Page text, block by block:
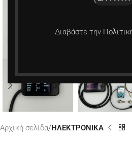
Διαβάστε την
Αρχική σελίδα ΗΛΕΚΤΡΟΝΙΚΑ